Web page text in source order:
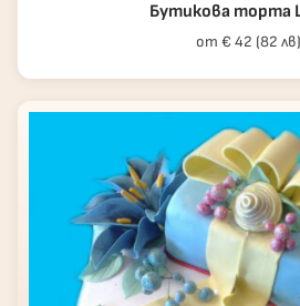
Бутикова торта
от € 42 (82 лв)